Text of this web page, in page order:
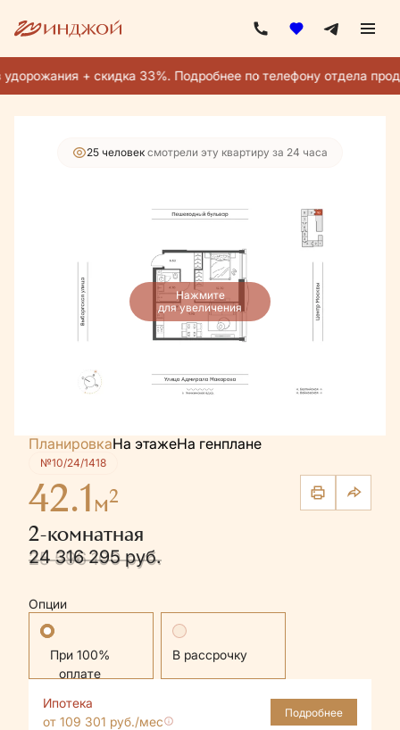
+ скидка 33%. Подробнее по телефону отдела
2-комнатная42.1 м
24 316 295 руб.
Ипотекаот 109 301 руб./мес.
25 человек смотрели эту квартиру за 24 часа
Нажмите
для увеличения
ПланировкаНа этажеНа генплане
№10/24/1418
42.1м2
2-комнатная
25 596 100 руб.
24 316 295 руб.
Опции
Стандартная В рассрочку
Ипотека
от 109 301 руб./мес
Подробнее